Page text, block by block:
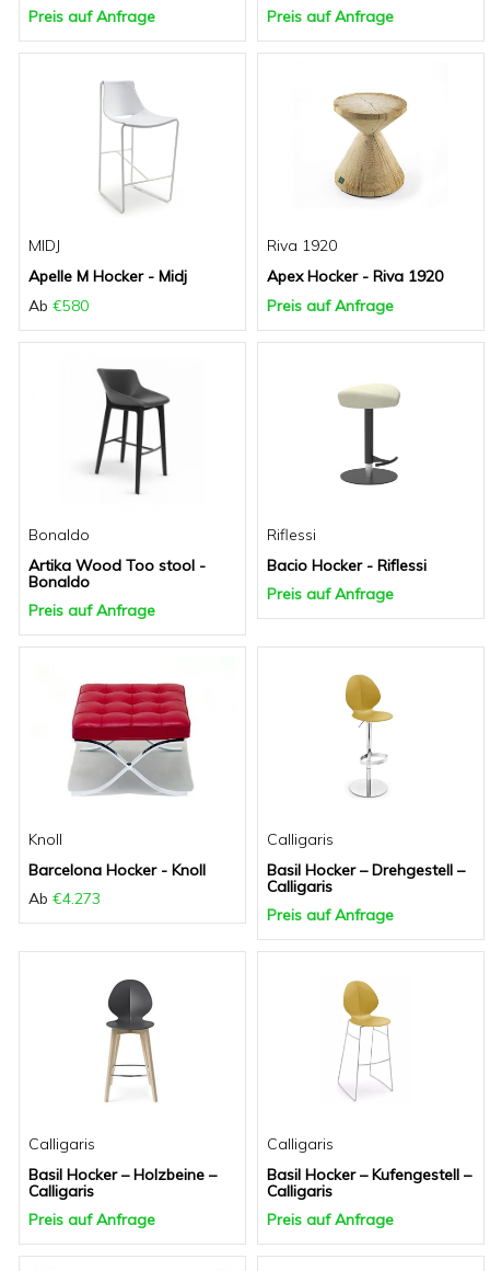
Preis auf Anfrage
Preis auf Anfrage
MIDJ
Apelle M Hocker - Midj
Ab €580
Riva 1920
Apex Hocker - Riva 1920
Preis auf Anfrage
Bonaldo
Artika Wood Too stool -
Bonaldo
Preis auf Anfrage
Riflessi
Bacio Hocker - Riflessi
Preis auf Anfrage
Knoll
Barcelona Hocker - Knoll
Ab €4.273
Calligaris
Basil Hocker – Drehgestell –
Calligaris
Preis auf Anfrage
Calligaris
Basil Hocker – Holzbeine –
Calligaris
Preis auf Anfrage
Calligaris
Basil Hocker – Kufengestell –
Calligaris
Preis auf Anfrage